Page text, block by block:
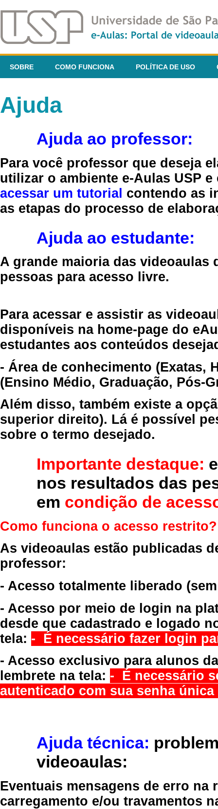
SOBRE COMO FUNCIONA POLÍTICA DE USO
Ajuda
Ajuda ao professor:
Para você professor que deseja
utilizar o ambiente e-Aulas USP
acessar um tutorial contendo as
as etapas do processo de
Ajuda ao estudante:
A grande maioria das videoaulas
pessoas para acesso livre.
Para acessar e assistir as
disponíveis na home-page do
estudantes aos conteúdos
- Área de conhecimento (Exatas,
(Ensino Médio, Graduação, Pós-
Além disso, também existe a
superior direito). Lá é possível
sobre o termo desejado.
Importante destaque:
nos resultados das
em condição de
Como funciona o acesso restrito?
As videoaulas estão publicadas
professor:
- Acesso totalmente liberado
- Acesso por meio de login na
desde que cadastrado e logado
tela: - É necessário fazer login
- Acesso exclusivo para alunos
lembrete na tela: - É necessário
autenticado com sua senha
Ajuda técnica:
videoaulas:
Eventuais mensagens de erro
carregamento e/ou travamentos